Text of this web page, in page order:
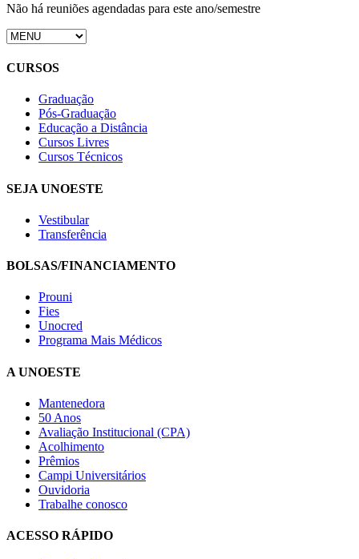
Não há reuniões agendadas para este ano/semestre
CURSOS
Graduação
Pós-Graduação
Educação a Distância
Cursos Livres
Cursos Técnicos
SEJA UNOESTE
Vestibular
Transferência
BOLSAS/FINANCIAMENTO
Prouni
Fies
Unocred
Programa Mais Médicos
A UNOESTE
Mantenedora
50 Anos
Avaliação Institucional (CPA)
Acolhimento
Prêmios
Campi Universitários
Ouvidoria
Trabalhe conosco
ACESSO RÁPIDO